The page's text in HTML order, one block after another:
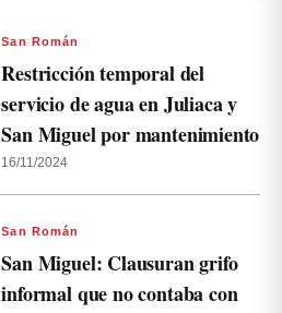
San Román
Restricción temporal del
servicio de agua en Juliaca y
San Miguel por mantenimiento
16/11/2024
San Román
San Miguel: Clausuran grifo
informal que no contaba con